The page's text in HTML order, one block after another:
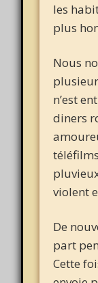
les
plus
Nous
n’est
diners
violent
De
part
Cette